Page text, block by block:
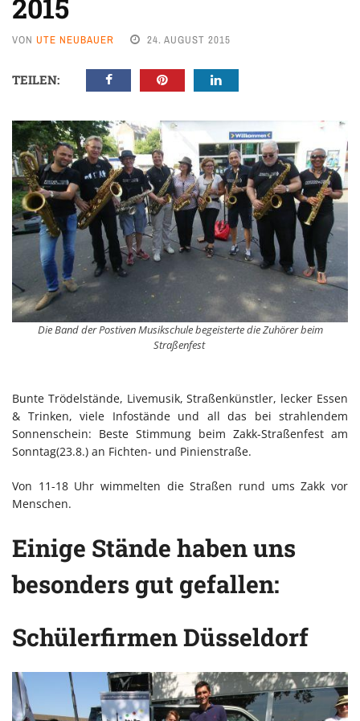
015
VON UTE NEUBAUER 24. AUGUST 2015
TEILEN:
Die Band der Postiven Musikschule begeisterte die Zuhörer beim
Straßenfest
Bunte Trödelstände, Livemusik, Straßenkünstler, lecker Essen
& Trinken, viele Infostände und all das bei strahlendem
Sonnenschein: Beste Stimmung beim Zakk-Straßenfest am
Sonntag(23.8.) an Fichten- und Pinienstraße.
Von 11-18 Uhr wimmelten die Straßen rund ums Zakk vor
Menschen.
Einige Stände haben uns
besonders gut gefallen:
Schülerfirmen Düsseldorf